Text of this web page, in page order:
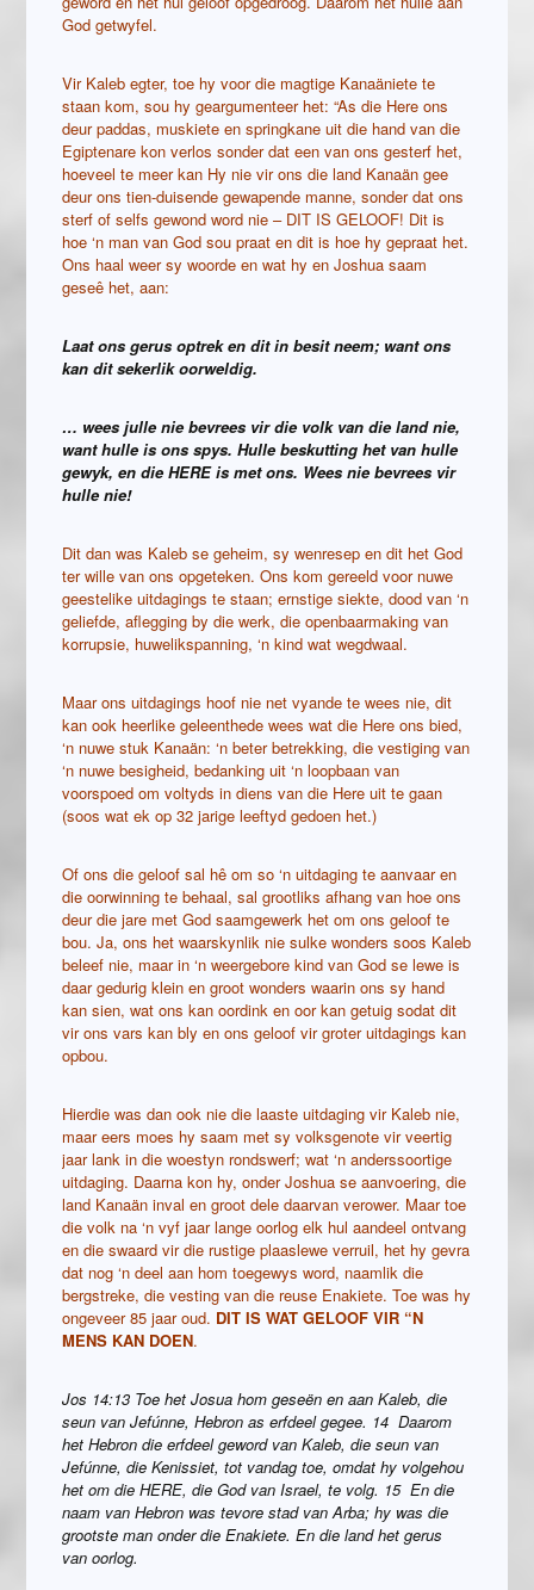
God getwyfel.
Vir Kaleb egter, toe hy voor die magtige Kanaäniete te
staan kom, sou hy geargumenteer het: “As die Here ons
deur paddas, muskiete en springkane uit die hand van die
Egiptenare kon verlos sonder dat een van ons gesterf het,
hoeveel te meer kan Hy nie vir ons die land Kanaän gee
deur ons tien-duisende gewapende manne, sonder dat ons
sterf of selfs gewond word nie – DIT IS GELOOF! Dit is
hoe ‘n man van God sou praat en dit is hoe hy gepraat het.
Ons haal weer sy woorde en wat hy en Joshua saam
geseê het, aan:
Laat ons gerus optrek en dit in besit neem; want ons
kan dit sekerlik oorweldig.
… wees julle nie bevrees vir die volk van die land nie,
want hulle is ons spys. Hulle beskutting het van hulle
gewyk, en die HERE is met ons. Wees nie bevrees vir
hulle nie!
Dit dan was Kaleb se geheim, sy wenresep en dit het God
ter wille van ons opgeteken. Ons kom gereeld voor nuwe
geestelike uitdagings te staan; ernstige siekte, dood van ‘n
geliefde, aflegging by die werk, die openbaarmaking van
korrupsie, huwelikspanning, ‘n kind wat wegdwaal.
Maar ons uitdagings hoof nie net vyande te wees nie, dit
kan ook heerlike geleenthede wees wat die Here ons bied,
‘n nuwe stuk Kanaän: ‘n beter betrekking, die vestiging van
‘n nuwe besigheid, bedanking uit ‘n loopbaan van
voorspoed om voltyds in diens van die Here uit te gaan
(soos wat ek op 32 jarige leeftyd gedoen het.)
Of ons die geloof sal hê om so ‘n uitdaging te aanvaar en
die oorwinning te behaal, sal grootliks afhang van hoe ons
deur die jare met God saamgewerk het om ons geloof te
bou. Ja, ons het waarskynlik nie sulke wonders soos Kaleb
beleef nie, maar in ‘n weergebore kind van God se lewe is
daar gedurig klein en groot wonders waarin ons sy hand
kan sien, wat ons kan oordink en oor kan getuig sodat dit
vir ons vars kan bly en ons geloof vir groter uitdagings kan
opbou.
Hierdie was dan ook nie die laaste uitdaging vir Kaleb nie,
maar eers moes hy saam met sy volksgenote vir veertig
jaar lank in die woestyn rondswerf; wat ‘n anderssoortige
uitdaging. Daarna kon hy, onder Joshua se aanvoering, die
land Kanaän inval en groot dele daarvan verower. Maar toe
die volk na ‘n vyf jaar lange oorlog elk hul aandeel ontvang
en die swaard vir die rustige plaaslewe verruil, het hy gevra
dat nog ‘n deel aan hom toegewys word, naamlik die
bergstreke, die vesting van die reuse Enakiete. Toe was hy
ongeveer 85 jaar oud. DIT IS WAT GELOOF VIR “N
MENS KAN DOEN.
Jos 14:13 Toe het Josua hom geseën en aan Kaleb, die
seun van Jefúnne, Hebron as erfdeel gegee. 14 Daarom
het Hebron die erfdeel geword van Kaleb, die seun van
Jefúnne, die Kenissiet, tot vandag toe, omdat hy volgehou
het om die HERE, die God van Israel, te volg. 15 En die
naam van Hebron was tevore stad van Arba; hy was die
grootste man onder die Enakiete. En die land het gerus
van oorlog.